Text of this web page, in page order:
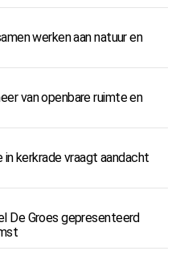
werken aan natuur en
van openbare ruimte en
kerkrade vraagt aandacht
De Groes gepresenteerd